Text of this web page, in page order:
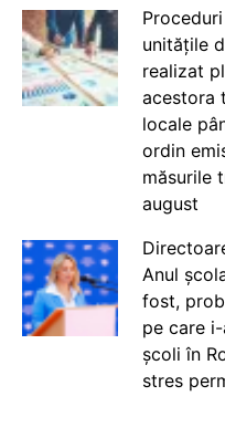
unitățile
realizat
acestora
locale
ordin
măsurile
august
Anul
fost,
pe care
școli în
stres